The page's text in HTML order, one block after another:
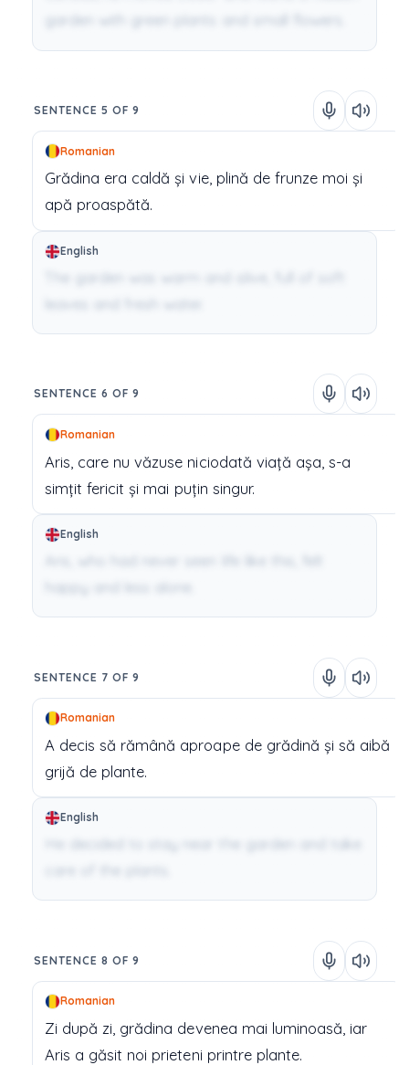
SENTENCE 5 OF 9
Romanian
Grădina era caldă și vie, plină de frunze moi și
apă proaspătă.
English
The garden was warm and alive, full of soft
SENTENCE 6 OF 9
Romanian
Aris, care nu văzuse niciodată viață așa, s-a
simțit fericitși mai puțin singur.
English
happy and less alone.
SENTENCE 7 OF 9
Romanian
A decis să rămână aproape de grădinăși să aibă
grijă de plante.
English
He decided to stay near the garden and take
SENTENCE 8 OF 9
Romanian
Zi după zi, grădina devenea mai luminoasă, iar
Aris a găsit noi prieteni printre plante.